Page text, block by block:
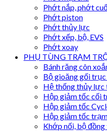
Phớt nắp, phớt
Phớt piston
Phớt thủy lực
Phớt xếp, bộ, EVS
Phớt xoay
PHỤ TÙNG TRẠM
Bánh răng côn
Bộ gioăng gối
Hệ thống thủy
Hộp giảm tốc cối
Hộp giảm tốc
Hộp giảm tốc
Khớp nối, bộ đồng